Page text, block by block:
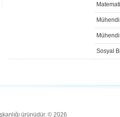
Sosyal
ürünüdür. © 2026